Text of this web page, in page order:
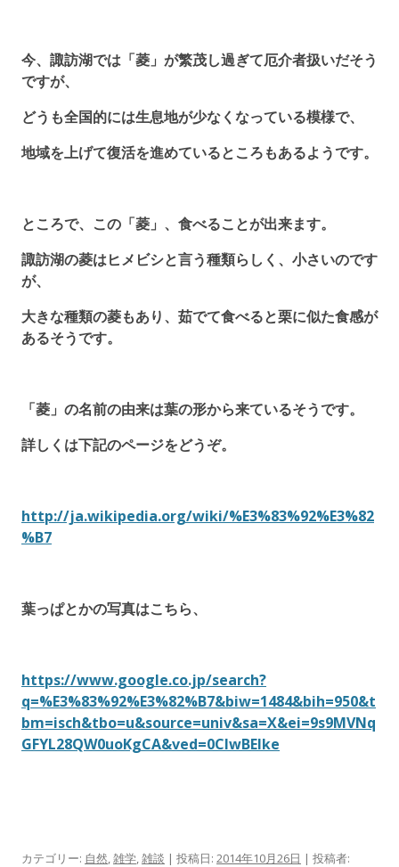
今、諏訪湖では「菱」が繁茂し過ぎて厄介者扱いだそう
ですが、
どうも全国的には生息地が少なくなっている模様で、
地域を上げて復活を進めているところもあるようです。
ところで、この「菱」、食べることが出来ます。
諏訪湖の菱はヒメビシと言う種類らしく、小さいのです
が、
大きな種類の菱もあり、茹でて食べると栗に似た食感が
あるそうです。
「菱」の名前の由来は葉の形から来ているそうです。
詳しくは下記のページをどうぞ。
http://ja.wikipedia.org/wiki/%E3%83%92%E3%82
%B7
葉っぱとかの写真はこちら、
https://www.google.co.jp/search?
q=%E3%83%92%E3%82%B7&biw=1484&bih=950&t
bm=isch&tbo=u&source=univ&sa=X&ei=9s9MVNq
GFYL28QW0uoKgCA&ved=0CIwBEIke
カテゴリー: 自然,雑学,雑談 | 投稿日: 2014年10月26日 | 投稿者: